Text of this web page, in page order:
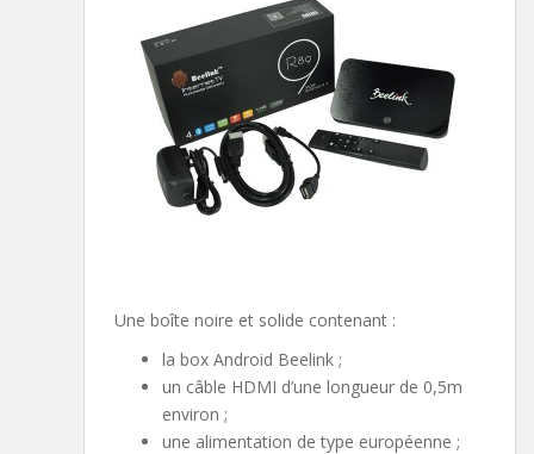
Une boîte noire et solide contenant :
la box Android Beelink ;
un câble HDMI d’une longueur de 0,5m
environ ;
une alimentation de type européenne ;